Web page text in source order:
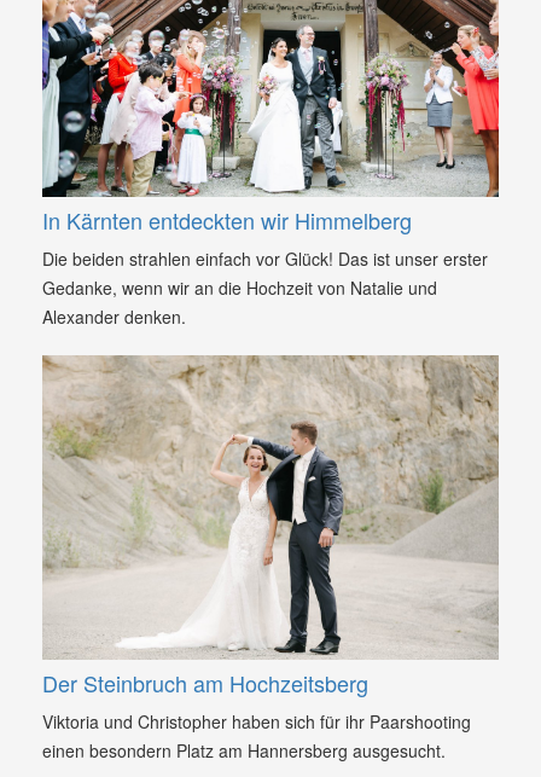
In Kärnten entdeckten wir Himmelberg
Die beiden strahlen einfach vor Glück! Das ist unser erster
Gedanke, wenn wir an die Hochzeit von Natalie und
Alexander denken.
Der Steinbruch am Hochzeitsberg
Viktoria und Christopher haben sich für ihr Paarshooting
einen besondern Platz am Hannersberg ausgesucht.